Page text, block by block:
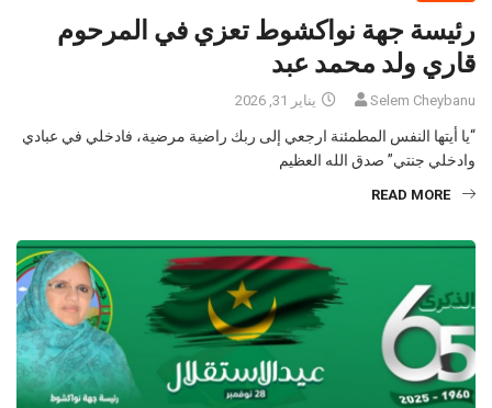
رئيسة جهة نواكشوط تعزي في المرحوم
قاري ولد محمد عبد
Selem Cheybanu يناير 31, 2026
“يا أيتها النفس المطمئنة ارجعي إلى ربك راضية مرضية، فادخلي في عبادي
وادخلي جنتي” صدق الله العظيم
READ MORE